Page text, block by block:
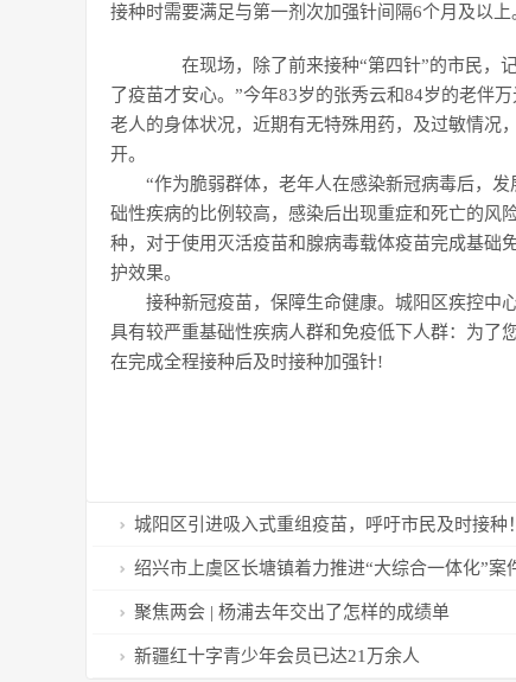
接种时需要满足与第一剂次加强针间隔6个月及以上
在现场，除了前来接种“第四针”的市民，记
了疫苗才安心。”今年83岁的张秀云和84岁的老伴
老人的身体状况，近期有无特殊用药，及过敏情况
开。
“作为脆弱群体，老年人在感染新冠病毒后，发
础性疾病的比例较高，感染后出现重症和死亡的风
种，对于使用灭活疫苗和腺病毒载体疫苗完成基础
护效果。
接种新冠疫苗，保障生命健康。城阳区疾控中心
具有较严重基础性疾病人群和免疫低下人群：为了
在完成全程接种后及时接种加强针!
城阳区引进吸入式重组疫苗，呼吁市民及时接种！
绍兴市上虞区长塘镇着力推进“大综合一体化”案
办理聚焦两会 | 杨浦去年交出了怎样的成绩单
新疆红十字青少年会员已达21万余人